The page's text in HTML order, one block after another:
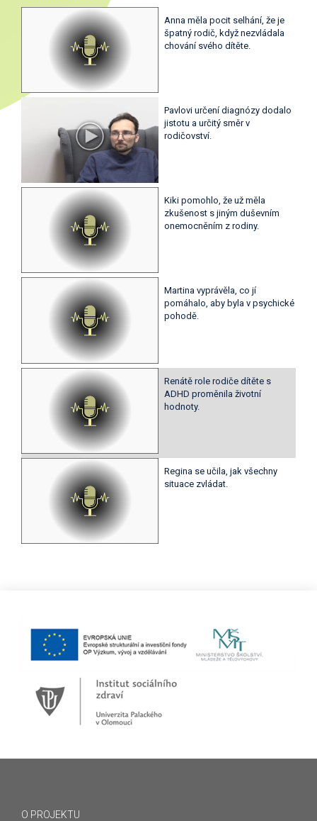
Anna měla pocit selhání, že je
špatný rodič, když nezvládala
chování svého dítěte.
Pavlovi určení diagnózy dodalo
jistotu a určitý směr v
rodičovství.
Kiki pomohlo, že už měla
zkušenost s jiným duševním
onemocněním z rodiny.
Martina vyprávěla, co jí
pomáhalo, aby byla v psychické
pohodě.
Renátě role rodiče dítěte s
ADHD proměnila životní
hodnoty.
Regina se učila, jak všechny
situace zvládat.
O PROJEKTU